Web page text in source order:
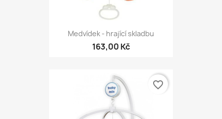
Medvídek - hrající skladbu
163,00 Kč
favorite_border